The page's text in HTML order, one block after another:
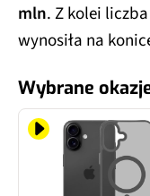
mln. Z kolei
wynosiła na
Wybrane